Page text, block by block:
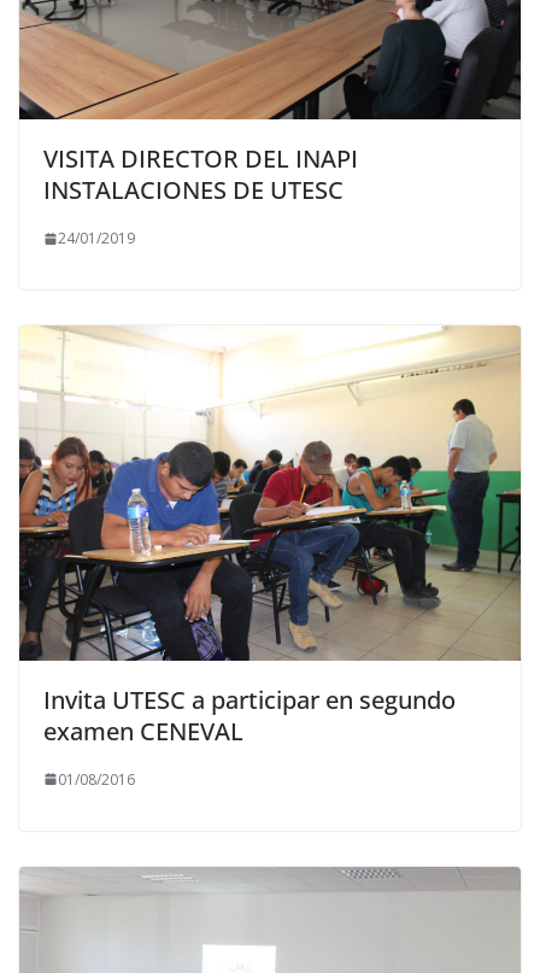
VISITA DIRECTOR DEL INAPI
INSTALACIONES DE UTESC
24/01/2019
Invita UTESC a participar en segundo
examen CENEVAL
01/08/2016